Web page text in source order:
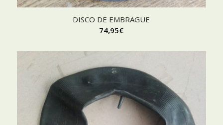
DISCO DE EMBRAGUE
74,95€